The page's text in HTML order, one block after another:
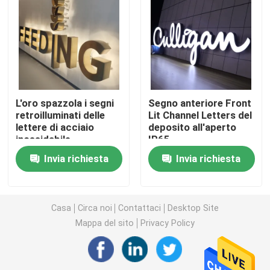
Lettere acriliche principali
insegna al neon su ordinazione
insegna al neon principale
Segno della lettera del metallo
Segno di numero civico
Segno anteriore del deposito
L'oro spazzola i segni
retroilluminati delle
lettere di acciaio
inossidabile
Invia richiesta
Segno anteriore Front
Lit Channel Letters del
deposito all'aperto
IP65
Invia richiesta
Casa Circa noi Contattaci
Desktop Site
Mappa del sito
Privacy Policy